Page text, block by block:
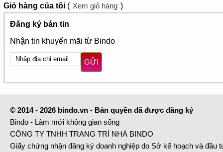
Giỏ hàng của tôi ( Xem giỏ hàng )
Đăng ký bản tin
Nhận tin khuyến mãi từ Bindo
GỬI
© 2014 - 2026 bindo.vn - Bản quyền đã được đăng ký
Bindo - Làm mới không gian sống
CÔNG TY TNHH TRANG TRÍ NHÀ BINDO
Giấy chứng nhận đăng ký doanh nghiệp do Sở kế hoạch và đầu